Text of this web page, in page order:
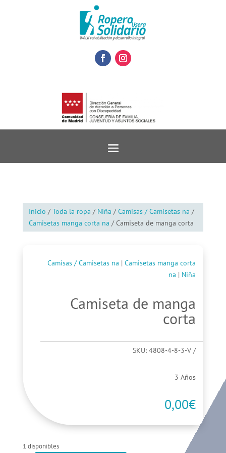
Inicio /Toda la ropa / Niña /Camisas / Camisetas na /
Camisetas manga corta na / Camiseta de manga corta
Camisas / Camisetas na |Camisetas manga corta
na | Niña
Camiseta de manga
corta
SKU:4808-4-8-3-V
3 Años
0,00€
1 disponibles